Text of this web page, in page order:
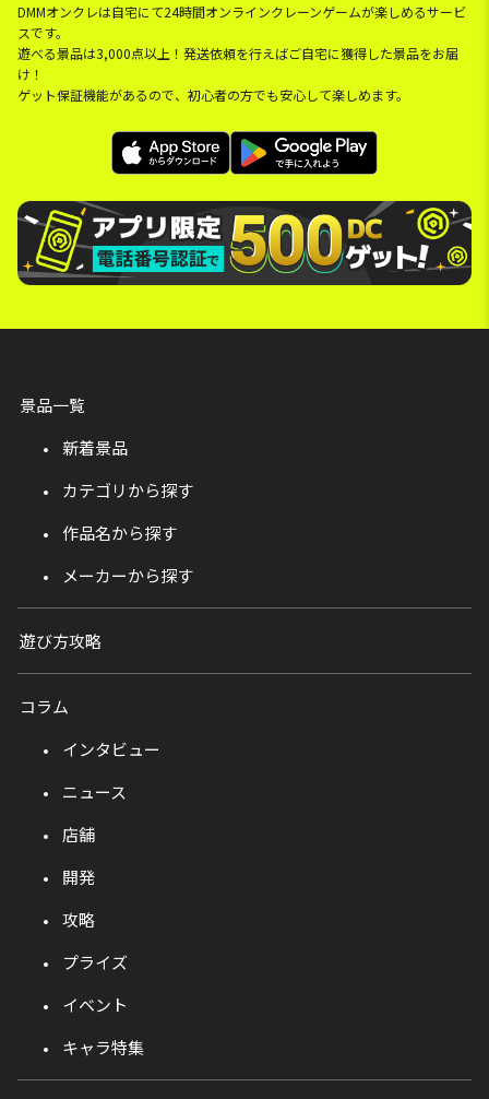
DMMオンクレは自宅にて24時間オンラインクレーンゲームが楽しめるサービ
スです。
遊べる景品は3,000点以上！発送依頼を行えばご自宅に獲得した景品をお届
け！
ゲット保証機能があるので、初心者の方でも安心して楽しめます。
景品一覧
新着景品
カテゴリから探す
作品名から探す
メーカーから探す
遊び方攻略
コラム
インタビュー
ニュース
店舗
開発
攻略
プライズ
イベント
キャラ特集